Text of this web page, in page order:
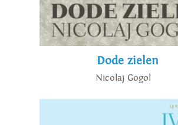
Dode zielen
Nicolaj Gogol